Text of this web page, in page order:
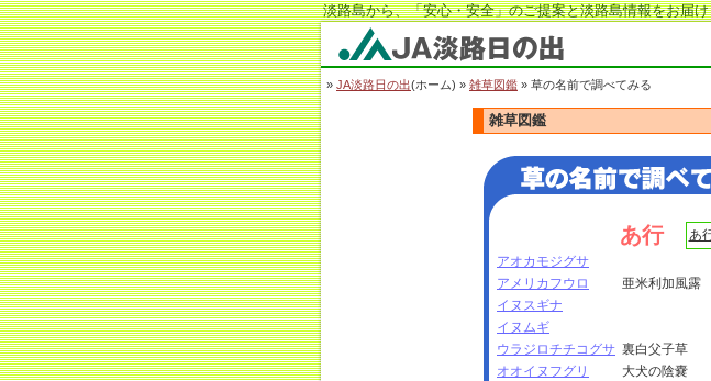
淡路島から、「安心・安全」のご提案と淡路島情報をお届
JA淡路日の出
» JA淡路日の出(ホーム) » 雑草図鑑 » 草の名前で調べてみる
雑草図鑑
あ行 あ
アオカモジグサ
アメリカフウロ
亜米利加風露
イヌスギナ
イヌムギ
ウラジロチチコグサ 裏白父子草
オオイヌフグリ
大犬の陰嚢